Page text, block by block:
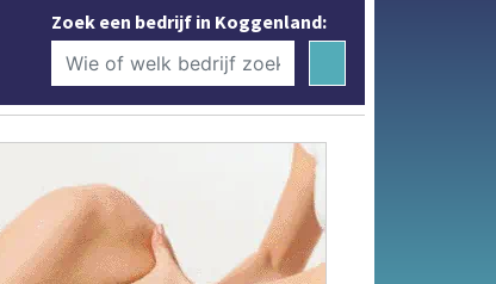
Zoek een bedrijf in Koggenland: